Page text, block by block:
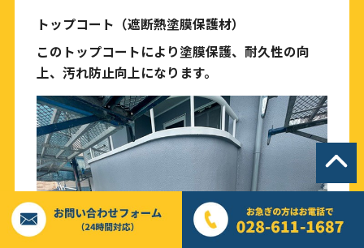
トップコート（遮断熱塗膜保護材）
このトップコートにより塗膜保護、耐久性の向
上、汚れ防止向上になります。